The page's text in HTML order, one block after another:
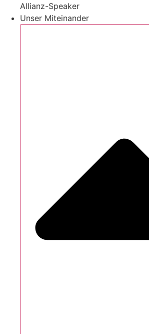
Allianz-Speaker
Unser Miteinander